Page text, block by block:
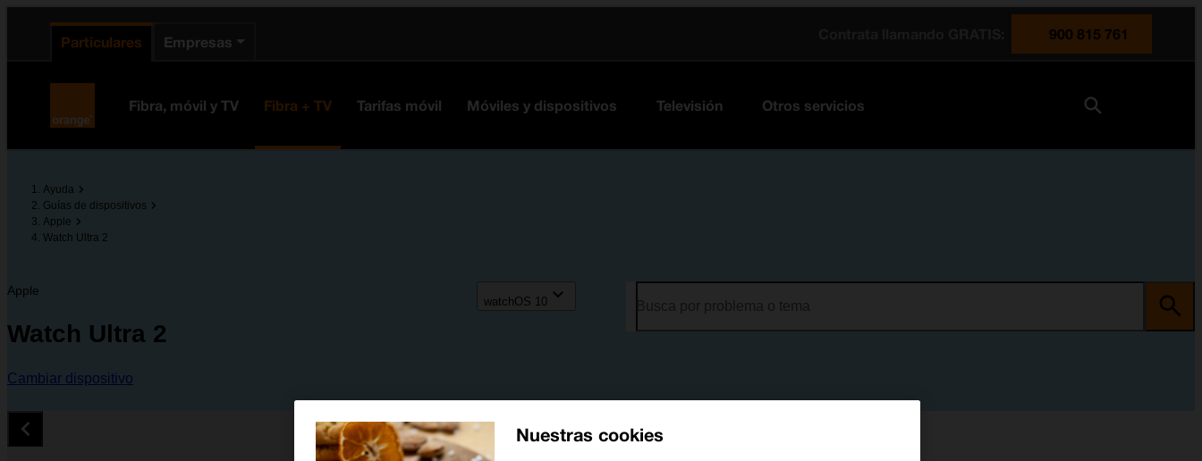
principal
la página
Particulares
Empresas 900 815 761
Fibra, móvil y TV Fibra + TV Tarifas móvil Móviles y dispositivos Televisión Otros servicios
Ayuda
Guías de dispositivos
Apple
Watch Ultra 2
Apple
Watch Ultra 2
Cambiar dispositivo
watchOS 10
Lo más buscado
Nuestras cookies